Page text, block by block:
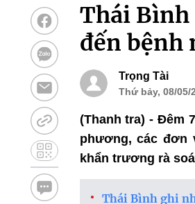
Thái Bình
đến bệnh
Trọng Tài
Thứ bảy, 08/05/
(Thanh tra) - Đêm
phương, các đơn
khẩn trương rà
Thái Bình ghi